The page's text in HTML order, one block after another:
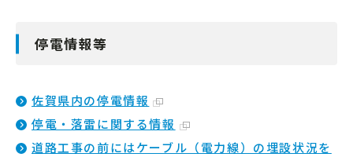
停電情報等
佐賀県内の停電情報
停電・落雷に関する情報
道路工事の前にはケーブル（電力線）の埋設状況を